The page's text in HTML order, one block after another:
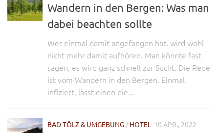
Wandern in den Bergen: Was man
dabei beachten sollte
Wer einmal damit angefangen hat, wird wohl
nicht mehr damit aufhören. Man könnte fast
sagen, es wird ganz schnell zur Sucht. Die Rede
ist vom Wandern in den Bergen. Einmal
infiziert, lässt einen die...
BAD TÖLZ & UMGEBUNG /HOTEL 10 APR., 2022